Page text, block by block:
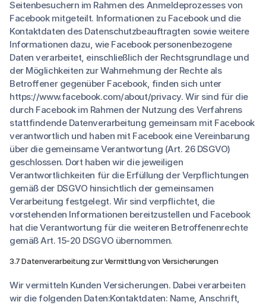
Seitenbesuchern im Rahmen des Anmeldeprozesses von
Facebook mitgeteilt. Informationen zu Facebook und die
Kontaktdaten des Datenschutzbeauftragten sowie weitere
Informationen dazu, wie Facebook personenbezogene
Daten verarbeitet, einschließlich der Rechtsgrundlage und
der Möglichkeiten zur Wahrnehmung der Rechte als
Betroffener gegenüber Facebook, finden sich unter
https://www.facebook.com/about/privacy. Wir sind für die
durch Facebook im Rahmen der Nutzung des Verfahrens
stattfindende Datenverarbeitung gemeinsam mit Facebook
verantwortlich und haben mit Facebook eine Vereinbarung
über die gemeinsame Verantwortung (Art. 26 DSGVO)
geschlossen. Dort haben wir die jeweiligen
Verantwortlichkeiten für die Erfüllung der Verpflichtungen
gemäß der DSGVO hinsichtlich der gemeinsamen
Verarbeitung festgelegt. Wir sind verpflichtet, die
vorstehenden Informationen bereitzustellen und Facebook
hat die Verantwortung für die weiteren Betroffenenrechte
gemäß Art. 15-20 DSGVO übernommen.
3.7 Datenverarbeitung zur Vermittlung von Versicherungen
Wir vermitteln Kunden Versicherungen. Dabei verarbeiten
wir die folgenden Daten:Kontaktdaten: Name, Anschrift,